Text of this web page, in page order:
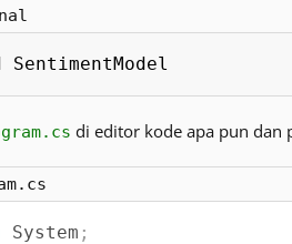
SentimentModel
di editor kode apa pun dan
System ;